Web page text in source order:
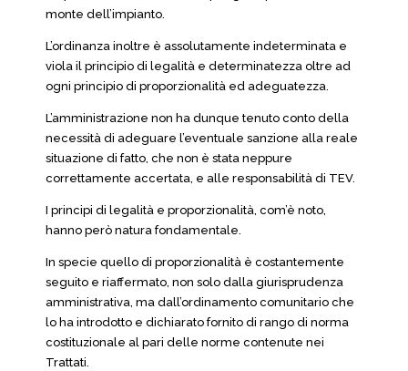
monte dell’impianto.
L’ordinanza inoltre è assolutamente indeterminata e
viola il principio di legalità e determinatezza oltre ad
ogni principio di proporzionalità ed adeguatezza.
L’amministrazione non ha dunque tenuto conto della
necessità di adeguare l’eventuale sanzione alla reale
situazione di fatto, che non è stata neppure
correttamente accertata, e alle responsabilità di TEV.
I principi di legalità e proporzionalità, com’è noto,
hanno però natura fondamentale.
In specie quello di proporzionalità è costantemente
seguito e riaffermato, non solo dalla giurisprudenza
amministrativa, ma dall’ordinamento comunitario che
lo ha introdotto e dichiarato fornito di rango di norma
costituzionale al pari delle norme contenute nei
Trattati.